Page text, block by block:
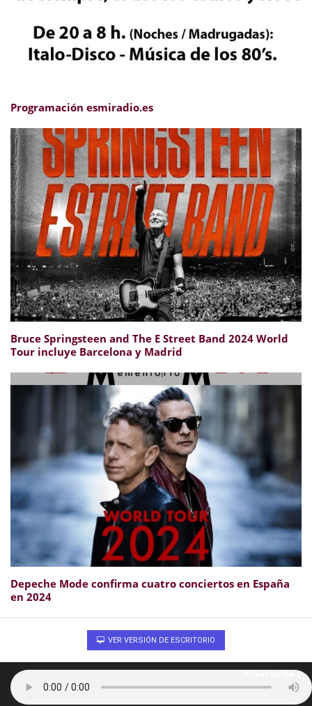
Programación esmiradio.es
Bruce Springsteen and The E Street Band 2024 World
Tour incluye Barcelona y Madrid
Depeche Mode confirma cuatro conciertos en España
en 2024
VER VERSIÓN DE ESCRITORIO